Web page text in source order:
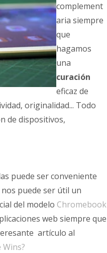
complement
aria siempre
que
hagamos
una
curación
eficaz de
originalidad... Todo
de dispositivos,
puede ser conveniente
puede ser útil un
del modelo Chromebook
web siempre que
artículo al